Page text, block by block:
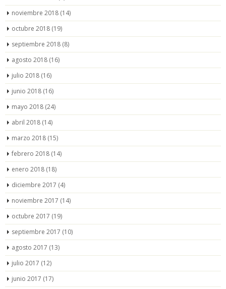
noviembre 2018 (14)
octubre 2018 (19)
septiembre 2018 (8)
agosto 2018 (16)
julio 2018 (16)
junio 2018 (16)
mayo 2018 (24)
abril 2018 (14)
marzo 2018 (15)
febrero 2018 (14)
enero 2018 (18)
diciembre 2017 (4)
noviembre 2017 (14)
octubre 2017 (19)
septiembre 2017 (10)
agosto 2017 (13)
julio 2017 (12)
junio 2017 (17)